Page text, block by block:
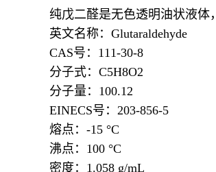
纯戊二醛是无色透明油状液体，
英文名称：Glutaraldehyde
CAS号：111-30-8
分子式：C5H8O2
分子量：100.12
EINECS号：203-856-5
熔点： -15 °C
沸点： 100 °C
密度： 1.058 g/mL